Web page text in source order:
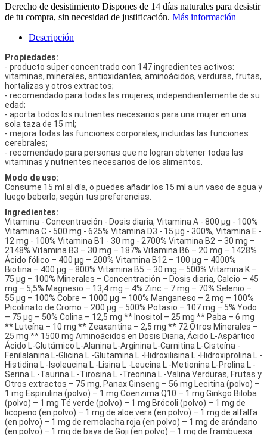
Derecho de desistimiento Dispones de 14 días naturales para desistir
de tu compra, sin necesidad de justificación. Más información
Descripción
Propiedades:
- producto súper concentrado con 147 ingredientes activos:
vitaminas, minerales, antioxidantes, aminoácidos, verduras, frutas,
hortalizas y otros extractos;
- recomendado para todas las mujeres, independientemente de su
edad;
- aporta todos los nutrientes necesarios para una mujer en una
sola taza de 15 ml;
- mejora todas las funciones corporales, incluidas las funciones
cerebrales;
- recomendado para personas que no logran obtener todas las
vitaminas y nutrientes necesarios de los alimentos.
Modo de uso:
Consume 15 ml al día, o puedes añadir los 15 ml a un vaso de agua y
luego beberlo, según tus preferencias.
Ingredientes:
Vitamina - Concentración - Dosis diaria, Vitamina A - 800 μg - 100%
Vitamina C - 500 mg - 625% Vitamina D3 - 15 μg - 300%, Vitamina E -
12 mg - 100% Vitamina B1 - 30 mg - 2700% Vitamina B2 – 30 mg –
2148% Vitamina B3 – 30 mg – 187% Vitamina B6 – 20 mg – 1428%
Ácido fólico – 400 μg – 200% Vitamina B12 – 100 μg – 4000%
Biotina – 400 μg – 800% Vitamina B5 – 30 mg – 500% Vitamina K –
75 μg – 100% Minerales – Concentración – Dosis diaria, Calcio – 45
mg – 5,5% Magnesio – 13,4 mg – 4% Zinc – 7 mg – 70% Selenio –
55 μg – 100% Cobre – 1000 μg – 100% Manganeso – 2 mg – 100%
Picolinato de Cromo – 200 μg – 500% Potasio – 107 mg – 5% Yodo
– 75 μg – 50% Colina – 12,5 mg ** Inositol – 25 mg ** Paba – 6 mg
** Luteína – 10 mg ** Zeaxantina – 2,5 mg ** 72 Otros Minerales –
25 mg ** 1500 mg Aminoácidos en Dosis Diaria, Ácido L-Aspártico
Ácido L-Glutámico L-Alanina L-Arginina L-Carnitina L-Cisteína -
Fenilalanina L-Glicina L -Glutamina L -Hidroxilisina L -Hidroxiprolina L -
Histidina L -Isoleucina L -Lisina L -Leucina L -Metionina L-Prolina L -
Serina L -Taurina L -Tirosina L -Treonina L -Valina Verduras, Frutas y
Otros extractos – 75 mg, Panax Ginseng – 56 mg Lecitina (polvo) –
1 mg Espirulina (polvo) – 1 mg Coenzima Q10 – 1 mg Ginkgo Biloba
(polvo) – 1 mg Té verde (polvo) – 1 mg Brócoli (polvo) – 1 mg de
licopeno (en polvo) – 1 mg de aloe vera (en polvo) – 1 mg de alfalfa
(en polvo) – 1 mg de remolacha roja (en polvo) – 1 mg de arándano
(en polvo) – 1 mg de baya de Goji (en polvo) – 1 mg de frambuesa